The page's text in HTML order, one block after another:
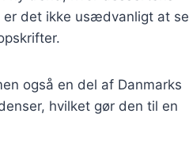
er det ikke usædvanligt at se
også en del af Danmarks
hvilket gør den til en